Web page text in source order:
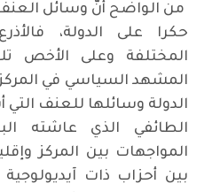
من الواضح أنّ وسائل
حكرا على الدولة،
المختلفة وعلى الأخص
المشهد السياسي في المركز
الدولة وسائلها للعنف
الطائفي الذي عاشته
المواجهات بين المركز
بين أحزاب ذات